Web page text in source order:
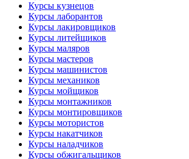
Курсы кузнецов
Курсы лаборантов
Курсы лакировщиков
Курсы литейщиков
Курсы маляров
Курсы мастеров
Курсы машинистов
Курсы механиков
Курсы мойщиков
Курсы монтажников
Курсы монтировщиков
Курсы мотористов
Курсы накатчиков
Курсы наладчиков
Курсы обжигальщиков